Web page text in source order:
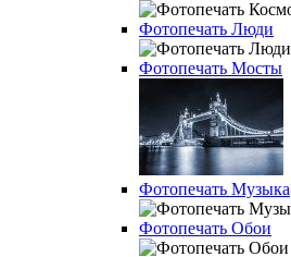
Фотопечать Люди
Фотопечать Мосты
Фотопечать Музыка
Фотопечать Обои